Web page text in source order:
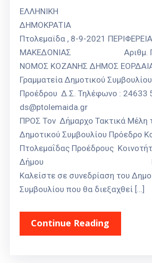
ΕΛΛΗΝΙΚΗ
Πτολεμαϊδα , 8-9-2021
ΜΑΚΕΔΟΝΙΑΣ Αριθμ.
ΝΟΜΟΣ ΚΟΖΑΝΗΣ ΔΗΜΟΣ
Γραμματεία Δημοτικού
Προέδρου Δ.Σ. Τηλέφωνο : 24633
ΠΡΟΣ Τον Δήμαρχο Τακτικά Μέλη
Δημοτικού Συμβουλίου Πρόεδρο
Πτολεμαΐδας Προέδρους
Δήμου
Καλείστε σε συνεδρίαση του
Συμβουλίου που θα διεξαχθεί […]
Continue Reading